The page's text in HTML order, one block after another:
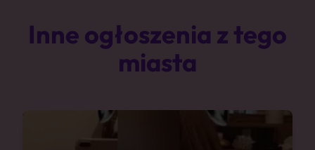
Inne ogłoszenia z tego
miasta